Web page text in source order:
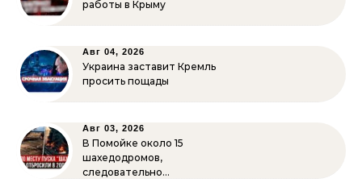
работы в Крыму
Авг 04, 2026
Украина заставит Кремль
просить пощады
Авг 03, 2026
В Помойке около 15
шахедодромов,
следовательно…